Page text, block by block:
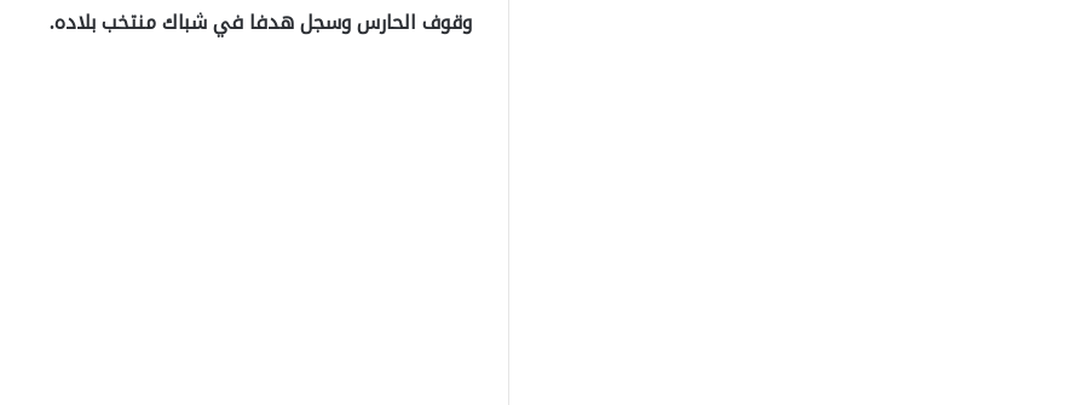
وقوف الحارس وسجل هدفا في شباك منتخب بلاده.